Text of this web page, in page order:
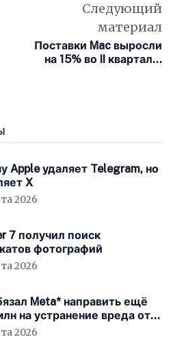
Следующий
материал
Поставки Mac выросли
на 15% во II квартале,
Apple удаляет Telegram, но
X
2026
7 получил поиск
фотографий
2026
Meta* направить ещё
на устранение вреда от
2026